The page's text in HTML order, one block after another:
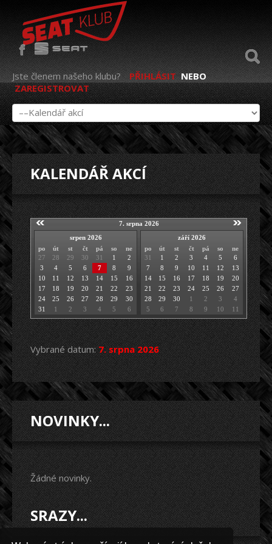
Jste členem našeho klubu? PŘIHLÁSIT NEBO
ZAREGISTROVAT
KALENDÁŘ AKCÍ
7. srpna 2026
srpen 2026
po
út st čt pá so
ne
27
28 29 30 31 1
2
3
4 5 6 7 8
9
10
11 12 13 14 15
16
17
18 19 20 21 22
23
24
25 26 27 28 29
30
31
1 2 3 4 5 6
září 2026
po
út st čt pá so
ne
31
1 2 3 4 5
6
7
8 9 10 11 12
13
14
15 16 17 18 19
20
21
22 23 24 25 26
27
28
29 30 1 2 3
4
5
6 7 8 9 10 11
Vybrané datum: 7. srpna 2026
NOVINKY...
Žádné novinky.
SRAZY...